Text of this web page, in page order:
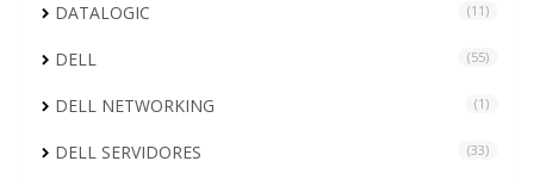
DATALOGIC (11)
DELL (55)
DELL NETWORKING (1)
DELL SERVIDORES (33)